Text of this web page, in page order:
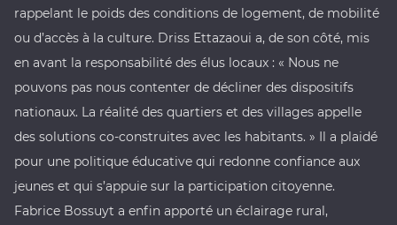
rappelant le poids des conditions de logement, de mobilité
ou d’accès à la culture. Driss Ettazaoui a, de son côté, mis
en avant la responsabilité des élus locaux : « Nous ne
pouvons pas nous contenter de décliner des dispositifs
nationaux. La réalité des quartiers et des villages appelle
des solutions co-construites avec les habitants. » Il a plaidé
pour une politique éducative qui redonne confiance aux
jeunes et qui s’appuie sur la participation citoyenne.
Fabrice Bossuyt a enfin apporté un éclairage rural,